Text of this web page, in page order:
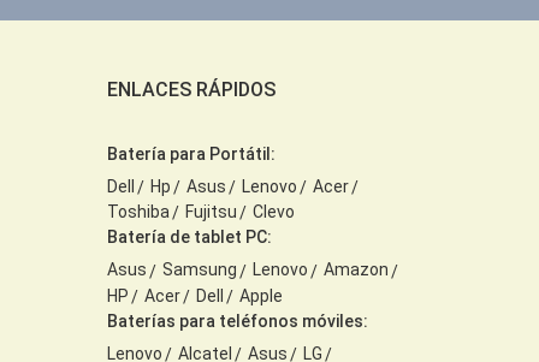
ENLACES RÁPIDOS
Batería para Portátil:
Dell
Hp Asus Lenovo
Acer
Toshiba
Fujitsu
Clevo
Batería de tablet PC:
Asus
Samsung Lenovo
Amazon
HP
Acer Dell
Apple
Baterías para teléfonos móviles:
Lenovo
Alcatel Asus
LG